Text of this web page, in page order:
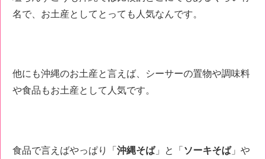
名で、お土産としてとっても人気なんです。
他にも沖縄のお土産と言えば、シーサーの置物や調味料
や食品もお土産として人気です。
食品で言えばやっぱり「 沖縄そば」と「 ソーキそば」や